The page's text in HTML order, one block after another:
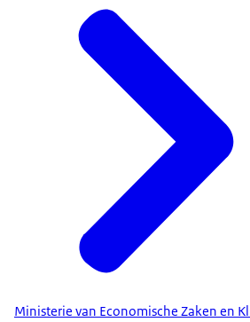
Ministerie van Economische Zaken en